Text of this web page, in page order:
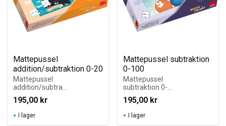
Mattepussel
addition/subtraktion 0-20
Mattepussel
addition/subtrak
tion 0-20. Tre
olika pussel. 24
uppgifter
(pusselbitar) per
195,00 kr
I lager
Mattepussel subtraktion
0-100
Mattepussel
subtraktion 0-
100. Tre olika
pussel med
stigande
svårighetsgrad.
195,00 kr
I lager